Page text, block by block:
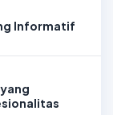
Informatif